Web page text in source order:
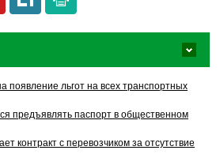
появление льгот на всех транспортных
предъявлять паспорт в общественном
контракт с перевозчиком за отсутствие